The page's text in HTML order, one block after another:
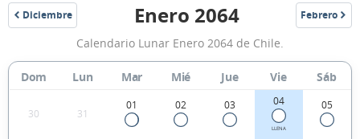
Diciembre
2063
Calendario
Lunar
Enero
2064
de
Enero 2064 Febrero
2064
Calendario Lunar Enero 2064 de Chile.
Dom Lun Mar Mié Jue Vie Sáb
30 31
01 02 03 04
LLENA
05